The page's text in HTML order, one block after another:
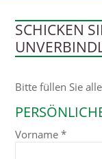
SCHICKEN
Bitte füllen Sie
Vorname*